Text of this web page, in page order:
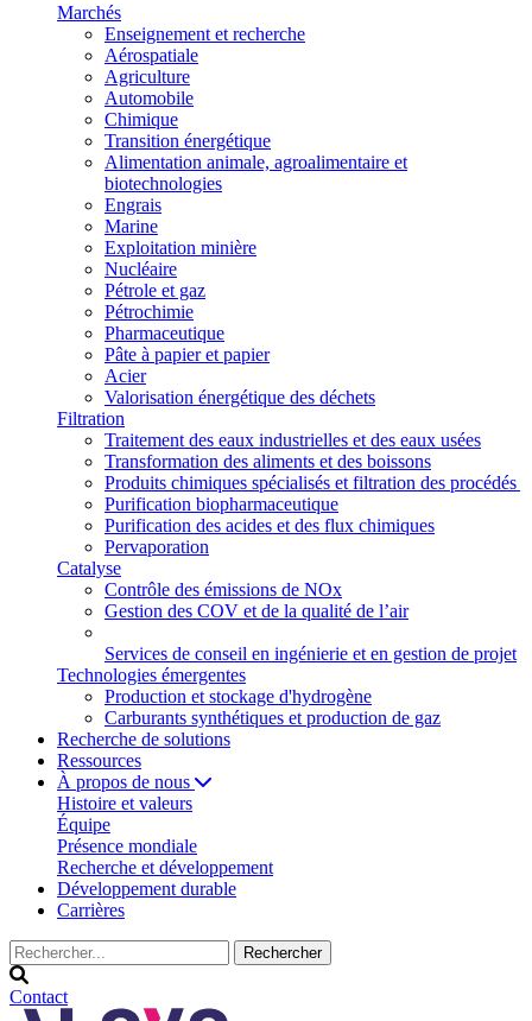
Marchés
Enseignement et recherche
Aérospatiale
Agriculture
Automobile
Chimique
Transition énergétique
Alimentation animale, agroalimentaire et
biotechnologies
Engrais
Marine
Exploitation minière
Nucléaire
Pétrole et gaz
Pétrochimie
Pharmaceutique
Pâte à papier et papier
Acier
Valorisation énergétique des déchets
Filtration
Traitement des eaux industrielles et des eaux usées
Transformation des aliments et des boissons
Produits chimiques spécialisés et filtration des procédés
Purification biopharmaceutique
Purification des acides et des flux chimiques
Pervaporation
Catalyse
Contrôle des émissions de NOx
Gestion des COV et de la qualité de l’air
Services de conseil en ingénierie et en gestion de projet
Technologies émergentes
Production et stockage d'hydrogène
Carburants synthétiques et production de gaz
Recherche de solutions
Ressources
À propos de nous
Histoire et valeurs
Équipe
Présence mondiale
Recherche et développement
Développement durable
Carrières
Contact